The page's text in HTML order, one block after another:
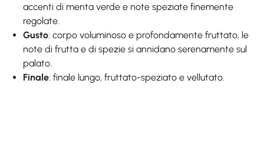
accenti di menta verde e note speziate finemente
regolate.
Gusto: corpo voluminoso e profondamente fruttato, le
note di frutta e di spezie si annidano serenamente sul
palato.
Finale: finale lungo, fruttato-speziato e vellutato.